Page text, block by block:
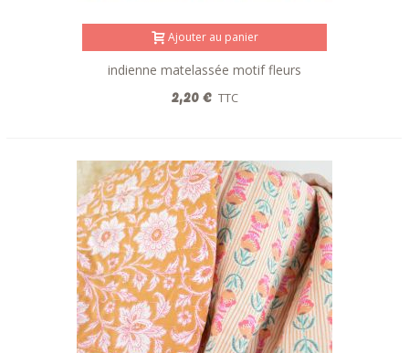
Ajouter au panier
indienne matelassée motif fleurs
réversible vert
2,20 € TTC